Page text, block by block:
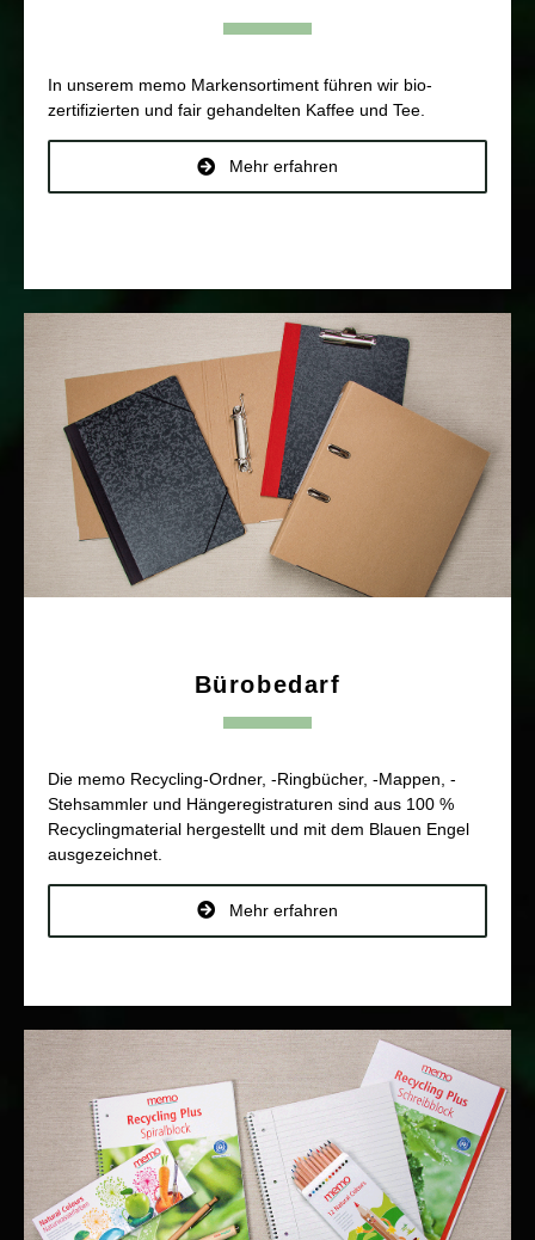
In unserem memo Markensortiment führen wir bio-
zertifizierten und fair gehandelten Kaffee und Tee.
Mehr erfahren
Bürobedarf
Die memo Recycling-Ordner, -Ringbücher, -Mappen, -
Stehsammler und Hängeregistraturen sind aus 100 %
Recyclingmaterial hergestellt und mit dem Blauen Engel
ausgezeichnet.
Mehr erfahren